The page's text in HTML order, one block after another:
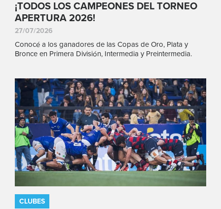
¡TODOS LOS CAMPEONES DEL TORNEO
APERTURA 2026!
27/07/2026
Conocé a los ganadores de las Copas de Oro, Plata y
Bronce en Primera División, Intermedia y Preintermedia.
CLUBES